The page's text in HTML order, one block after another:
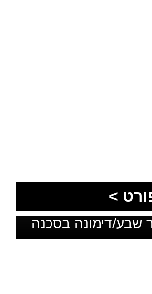
>
סגל ועם דדליין:
שבע/דימונה בסכנה